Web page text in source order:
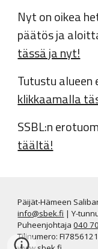
Nyt on oikea
päätös ja
tässä ja nyt!
Tutustu
klikkaamalla
SSBL:n
täältä!
Päijät-Hämeen
info@sbek.fi | Y-
Puheenjohtaja040
Tilinumero: